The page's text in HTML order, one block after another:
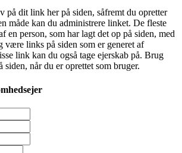
på dit link her på siden, såfremt du opretter
måde kan du administrere linket. De fleste
en person, som har lagt det op på siden, med
være links på siden som er generet af
link kan du også tage ejerskab på. Brug
når du er oprettet som bruger.